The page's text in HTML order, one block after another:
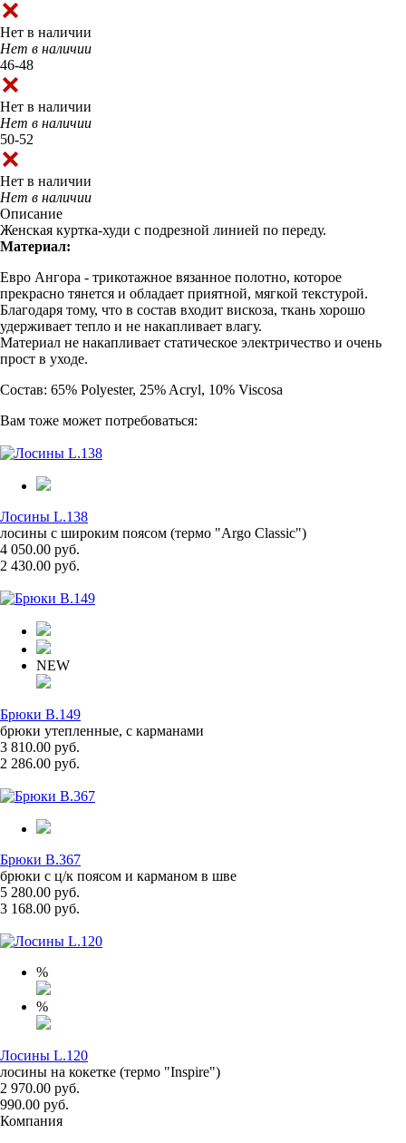
Нет в наличии
Нет в наличии
46-48
Нет в наличии
Нет в наличии
50-52
Нет в наличии
Нет в наличии
Описание
Женская куртка-худи с подрезной линией по переду.
Материал:
Евро Ангора - трикотажное вязанное полотно, которое
прекрасно тянется и обладает приятной, мягкой текстурой.
Благодаря тому, что в состав входит вискоза, ткань хорошо
удерживает тепло и не накапливает влагу.
Материал не накапливает статическое электричество и очень
прост в уходе.
Состав: 65% Polyester, 25% Acryl, 10% Viscosa
Вам тоже может потребоваться:
Лосины L.138
лосины с широким поясом (термо "Argo Classic")
4 050.00 руб.
2 430.00 руб.
NEW
Брюки B.149
брюки утепленные, с карманами
3 810.00 руб.
2 286.00 руб.
Брюки B.367
брюки с ц/к поясом и карманом в шве
5 280.00 руб.
3 168.00 руб.
%
%
Лосины L.120
лосины на кокетке (термо "Inspire")
2 970.00 руб.
990.00 руб.
Компания